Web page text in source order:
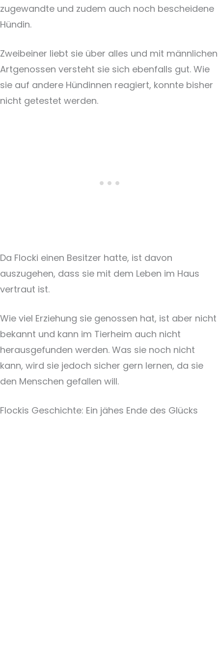
zugewandte und zudem auch noch bescheidene
Hündin.
Zweibeiner liebt sie über alles und mit männlichen
Artgenossen versteht sie sich ebenfalls gut. Wie
sie auf andere Hündinnen reagiert, konnte bisher
nicht getestet werden.
Da Flocki einen Besitzer hatte, ist davon
auszugehen, dass sie mit dem Leben im Haus
vertraut ist.
Wie viel Erziehung sie genossen hat, ist aber nicht
bekannt und kann im Tierheim auch nicht
herausgefunden werden. Was sie noch nicht
kann, wird sie jedoch sicher gern lernen, da sie
den Menschen gefallen will.
Flockis Geschichte: Ein jähes Ende des Glücks